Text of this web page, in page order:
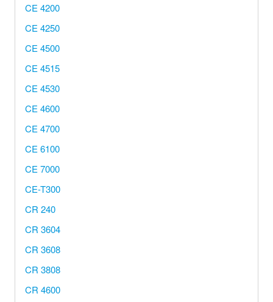
CE 4200
CE 4250
CE 4500
CE 4515
CE 4530
CE 4600
CE 4700
CE 6100
CE 7000
CE-T300
CR 240
CR 3604
CR 3608
CR 3808
CR 4600